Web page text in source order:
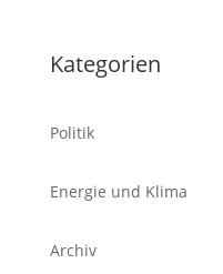
Kategorien
Politik
Energie und Klima
Archiv